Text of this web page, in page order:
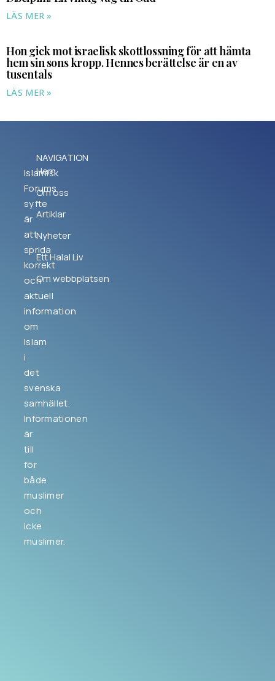
LÄS MER »
Hon gick mot israelisk skottlossning för att hämta
hem sin sons kropp. Hennes berättelse är en av
tusentals
LÄS MER »
Islamisk
Forums
syfte
är
att
sprida
korrekt
och
aktuell
information
om
Islam
i
det
svenska
samhället.
Informationen
är
till
för
både
muslimer
och
icke
muslimer.
NAVIGATION
Hem
Om oss
Artiklar
Nyheter
Ett Halal Liv
Om webbplatsen